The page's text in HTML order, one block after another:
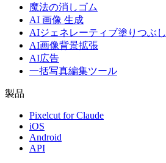
魔法の消しゴム
AI 画像 生成
AIジェネレーティブ塗りつぶし
AI画像背景拡張
AI広告
一括写真編集ツール
製品
Pixelcut for Claude
iOS
Android
API